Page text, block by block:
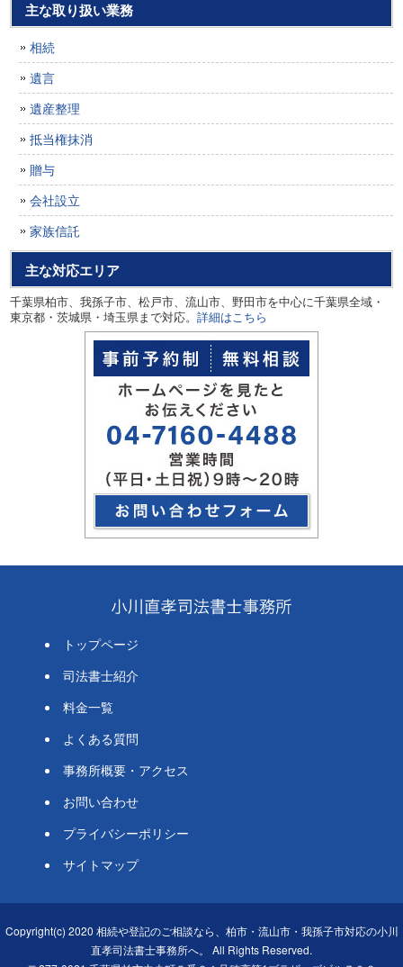
主な取り扱い業務
相続
遺言
遺産整理
抵当権抹消
贈与
会社設立
家族信託
主な対応エリア
千葉県柏市、我孫子市、松戸市、流山市、野田市を中心に千葉県全域・
東京都・茨城県・埼玉県まで対応。詳細はこちら
トップページ
司法書士紹介
料金一覧
よくある質問
事務所概要・アクセス
お問い合わせ
プライバシーポリシー
サイトマップ
Copyright(c) 2020 相続や登記のご相談なら、柏市・流山市・我孫子市対応の小川
直孝司法書士事務所へ。 All Rights Reserved.